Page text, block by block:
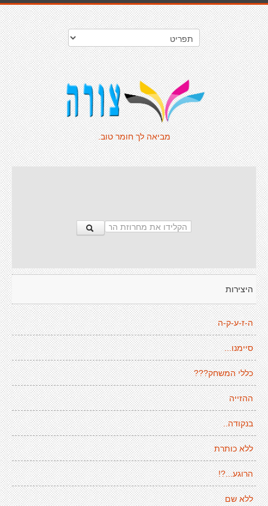
מביאה לך חומר טוב.
היצירות
ה-ז-ע-ק-ה
סיימנו...
כללי המשחק???
ההזייה
בנקודה..
ללא כותרת
הרוגע...?!
ללא שם